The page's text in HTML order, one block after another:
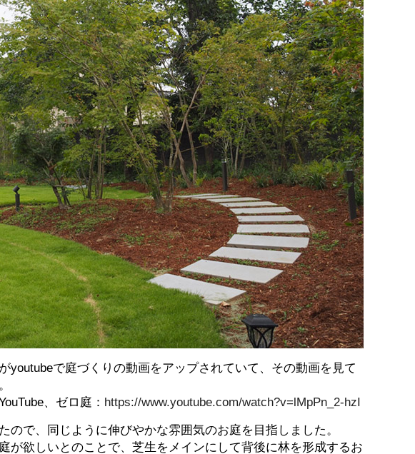
youtubeで庭づくりの動画をアップされていて、その動画を見て
、ゼロ庭： https://www.youtube.com/watch?v=lMpPn_2-hzI
ので、同じように伸びやかな雰囲気のお庭を目指しました。
が欲しいとのことで、芝生をメインにして背後に林を形成するお